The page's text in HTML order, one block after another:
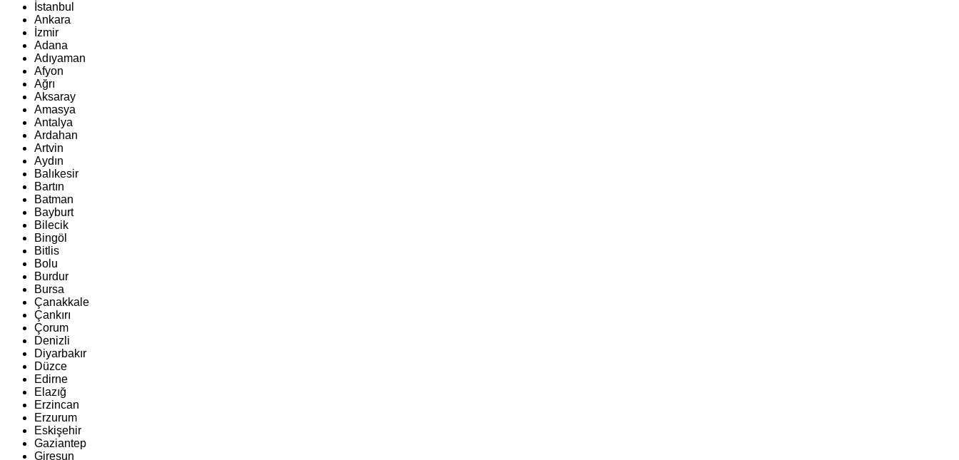
İstanbul
Ankara
İzmir
Adana
Adıyaman
Afyon
Ağrı
Aksaray
Amasya
Antalya
Ardahan
Artvin
Aydın
Balıkesir
Bartın
Batman
Bayburt
Bilecik
Bingöl
Bitlis
Bolu
Burdur
Bursa
Çanakkale
Çankırı
Çorum
Denizli
Diyarbakır
Düzce
Edirne
Elazığ
Erzincan
Erzurum
Eskişehir
Gaziantep
Giresun